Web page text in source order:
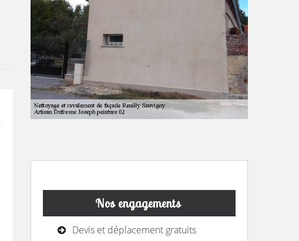
Nos engagements
Devis et déplacement gratuits